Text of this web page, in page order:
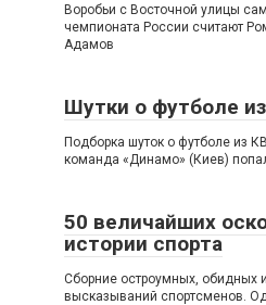
Воробьи с Восточной улицы
чемпионата России считают
Адамов
Шутки о футболе
Подборка шуток о футболе из
команда «Динамо» (Киев)
50 величайших
истории спорта
Сборние остроумных, обидных
высказываний спортсменов.